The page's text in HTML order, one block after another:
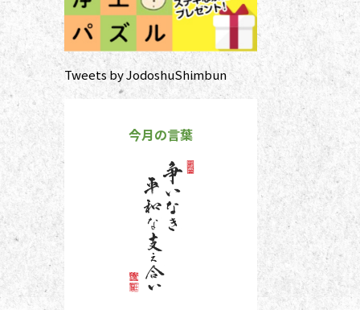
Tweets by JodoshuShimbun
今月の言葉